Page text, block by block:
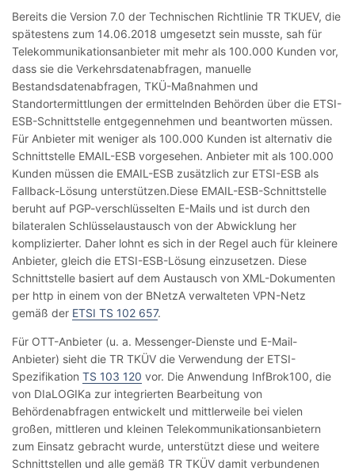
Bereits die Version 7.0 der Technischen Richtlinie TR TKUEV, die
spätestens zum 14.06.2018 umgesetzt sein musste, sah für
Telekommunikationsanbieter mit mehr als 100.000 Kunden vor,
dass sie die Verkehrsdatenabfragen, manuelle
Bestandsdatenabfragen, TKÜ-Maßnahmen und
Standortermittlungen der ermittelnden Behörden über die ETSI-
ESB-Schnittstelle entgegennehmen und beantworten müssen.
Für Anbieter mit weniger als 100.000 Kunden ist alternativ die
Schnittstelle EMAIL-ESB vorgesehen. Anbieter mit als 100.000
Kunden müssen die EMAIL-ESB zusätzlich zur ETSI-ESB als
Fallback-Lösung unterstützen.Diese EMAIL-ESB-Schnittstelle
beruht auf PGP-verschlüsselten E-Mails und ist durch den
bilateralen Schlüsselaustausch von der Abwicklung her
komplizierter. Daher lohnt es sich in der Regel auch für kleinere
Anbieter, gleich die ETSI-ESB-Lösung einzusetzen. Diese
Schnittstelle basiert auf dem Austausch von XML-Dokumenten
per http in einem von der BNetzA verwalteten VPN-Netz
gemäß der ETSI TS 102 657.
Für OTT-Anbieter (u. a. Messenger-Dienste und E-Mail-
Anbieter) sieht die TR TKÜV die Verwendung der ETSI-
Spezifikation TS 103 120 vor. Die Anwendung InfBrok100, die
von DIaLOGIKa zur integrierten Bearbeitung von
Behördenabfragen entwickelt und mittlerweile bei vielen
großen, mittleren und kleinen Telekommunikationsanbietern
zum Einsatz gebracht wurde, unterstützt diese und weitere
Schnittstellen und alle gemäß TR TKÜV damit verbundenen